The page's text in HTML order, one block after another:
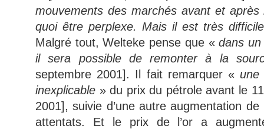
mouvements des marchés avant et
quoi être perplexe. Mais il est très
Malgré tout, Welteke pense que «dans
il sera possible de remonter à la
septembre 2001]. Il fait remarquer « une
inexplicable » du prix du pétrole avant le
2001], suivie d’une autre augmentation
attentats. Et le prix de l’or a